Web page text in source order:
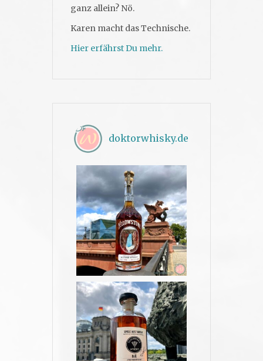
ganz allein? Nö.
Karen macht das Technische.
Hier erfährst Du mehr.
doktorwhisky.de